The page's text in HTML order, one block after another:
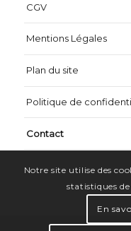
CGV
Mentions Légales
Plan du site
Politique de
Contact
Notre site utilise des
statistiques
En